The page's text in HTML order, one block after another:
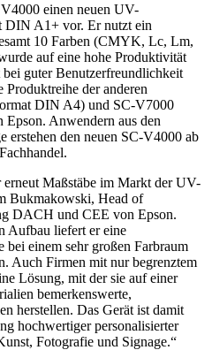
einen neuen UV-
DIN A1+ vor. Er nutzt ein
10 Farben (CMYK, Lc, Lm,
auf eine hohe Produktivität
guter Benutzerfreundlichkeit
Produktreihe der anderen
DIN A4) und SC-V7000
Anwendern aus den
erstehen den neuen SC-V4000 ab
Maßstäbe im Markt der UV-
Bukmakowski, Head of
DACH und CEE von Epson.
Aufbau liefert er eine
bei einem sehr großen Farbraum
Auch Firmen mit nur begrenztem
Lösung, mit der sie auf einer
bemerkenswerte,
herstellen. Das Gerät ist damit
hochwertiger personalisierter
Fotografie und Signage.“